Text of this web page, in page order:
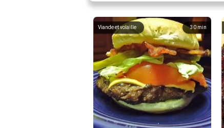
30 min
Viande et volaille